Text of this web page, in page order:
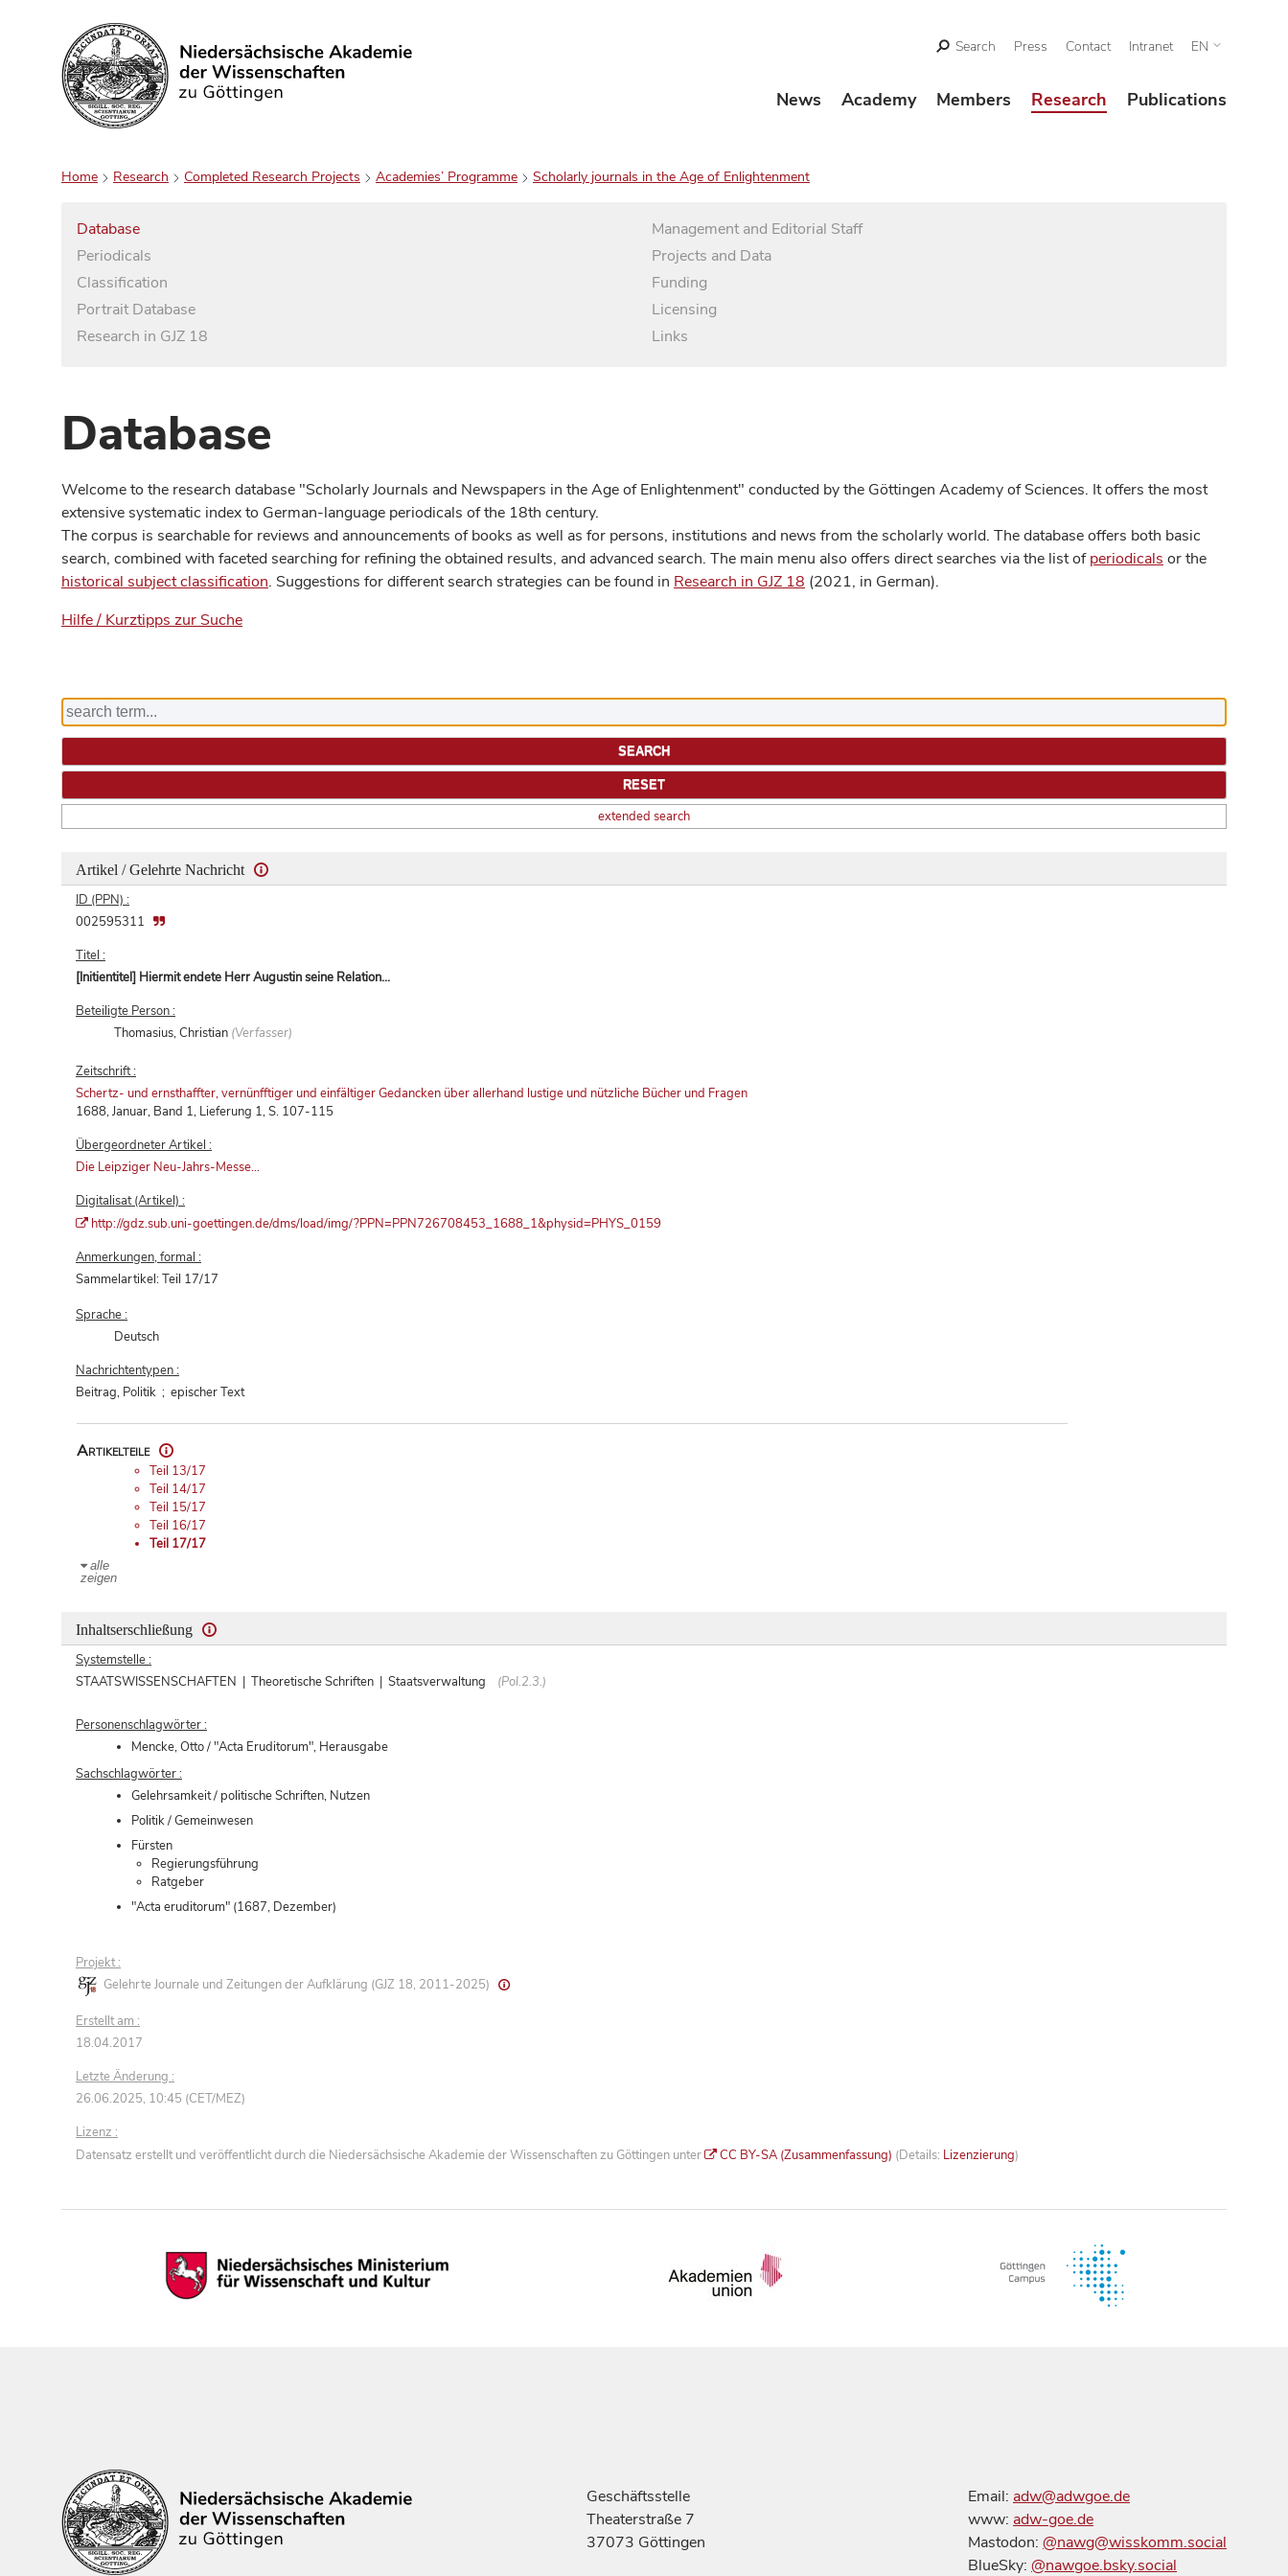
Search
Search Press Contact Intranet EN
News Academy Members Research Publications
Home Research Completed Research Projects Academies’ Programme Scholarly journals in the Age of Enlightenment
Database
Periodicals
Classification
Portrait Database
Research in GJZ 18
Management and Editorial Staff
Projects and Data
Funding
Licensing
Links
Database
Welcome to the research database "Scholarly Journals and Newspapers in the Age of Enlightenment" conducted by the Göttingen Academy of Sciences. It offers the most
extensive systematic index to German-language periodicals of the 18th century.
The corpus is searchable for reviews and announcements of books as well as for persons, institutions and news from the scholarly world. The database offers both basic
search, combined with faceted searching for refining the obtained results, and advanced search. The main menu also offers direct searches via the list ofperiodicals or the
historical subject classification. Suggestions for different search strategies can be found in Research in GJZ 18 (2021, in German).
Hilfe / Kurztipps zur Suche
extended search
Artikel / Gelehrte Nachricht
ID (PPN) :
002595311
Titel :
[Initientitel] Hiermit endete Herr Augustin seine Relation...
Beteiligte Person :
Thomasius, Christian (Verfasser)
Zeitschrift :
Schertz- und ernsthaffter, vernünfftiger und einfältiger Gedancken über allerhand lustige und nützliche Bücher und Fragen
1688, Januar, Band 1, Lieferung 1, S. 107-115
Übergeordneter Artikel :
Die Leipziger Neu-Jahrs-Messe...
Digitalisat (Artikel) :
http://gdz.sub.uni-goettingen.de/dms/load/img/?PPN=PPN726708453_1688_1&physid=PHYS_0159
Anmerkungen, formal :
Sammelartikel: Teil 17/17
Sprache :
Deutsch
Nachrichtentypen :
Beitrag, Politik ; epischer Text
Artikelteile
Teil 13/17
Teil 14/17
Teil 15/17
Teil 16/17
Teil 17/17
alle
zeigen
Inhaltserschließung
Systemstelle :
STAATSWISSENSCHAFTEN | Theoretische Schriften | Staatsverwaltung
(Pol.2.3.)
Personenschlagwörter :
Mencke, Otto / "Acta Eruditorum", Herausgabe
Sachschlagwörter :
Gelehrsamkeit / politische Schriften, Nutzen
Politik / Gemeinwesen
Fürsten
Regierungsführung
Ratgeber
"Acta eruditorum" (1687, Dezember)
Projekt :
Gelehrte Journale und Zeitungen der Aufklärung (GJZ 18, 2011-2025)
Erstellt am :
18.04.2017
Letzte Änderung :
26.06.2025, 10:45 (CET/MEZ)
Lizenz :
Datensatz erstellt und veröffentlicht durch die Niedersächsische Akademie der Wissenschaften zu Göttingen unter
CC BY-SA (Zusammenfassung) (Details: Lizenzierung)
Geschäftsstelle
Theaterstraße 7
37073 Göttingen
Email: adw@adwgoe.de
www: adw-goe.de
Mastodon: @nawg@wisskomm.social
BlueSky: @nawgoe.bsky.social